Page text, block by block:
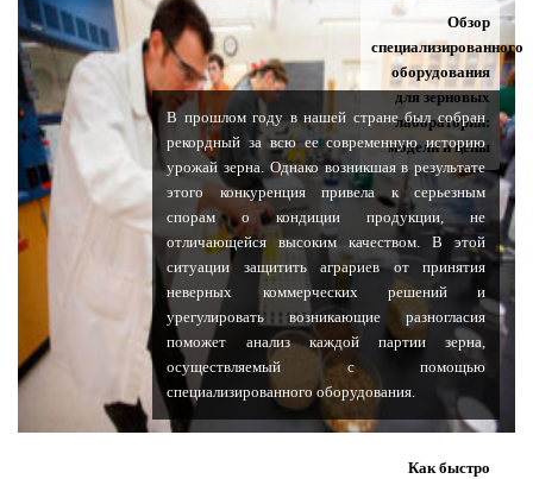
Обзор
специализированного
оборудования
для зерновых
лабораторий:
модели и цены
В прошлом году в нашей стране был собран
рекордный за всю ее современную историю
урожай зерна. Однако возникшая в результате
этого конкуренция привела к серьезным
спорам о кондиции продукции, не
отличающейся высоким качеством. В этой
ситуации защитить аграриев от принятия
неверных коммерческих решений и
урегулировать возникающие разногласия
поможет анализ каждой партии зерна,
осуществляемый с помощью
специализированного оборудования.
Как быстро